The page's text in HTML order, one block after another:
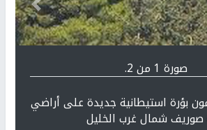
صورة 1 من 2.
بؤرة استيطانية جديدة على أراضي
صوريف شمال غرب الخليل
التالي